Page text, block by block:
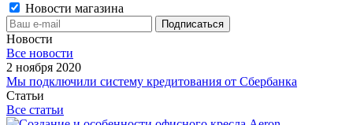
Новости магазина
Новости
Все новости
2 ноября 2020
Мы подключили систему кредитования от Сбербанка
Статьи
Все статьи